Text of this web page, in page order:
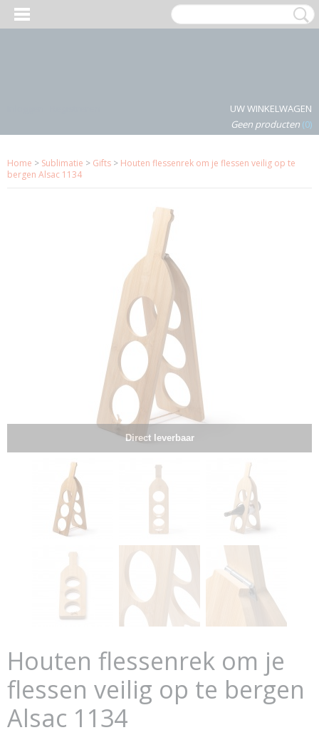
UW WINKELWAGEN
Geen producten (0)
Home > Sublimatie > Gifts > Houten flessenrek om je flessen veilig op te
bergen Alsac 1134
Direct leverbaar
Houten flessenrek om je
flessen veilig op te bergen
Alsac 1134